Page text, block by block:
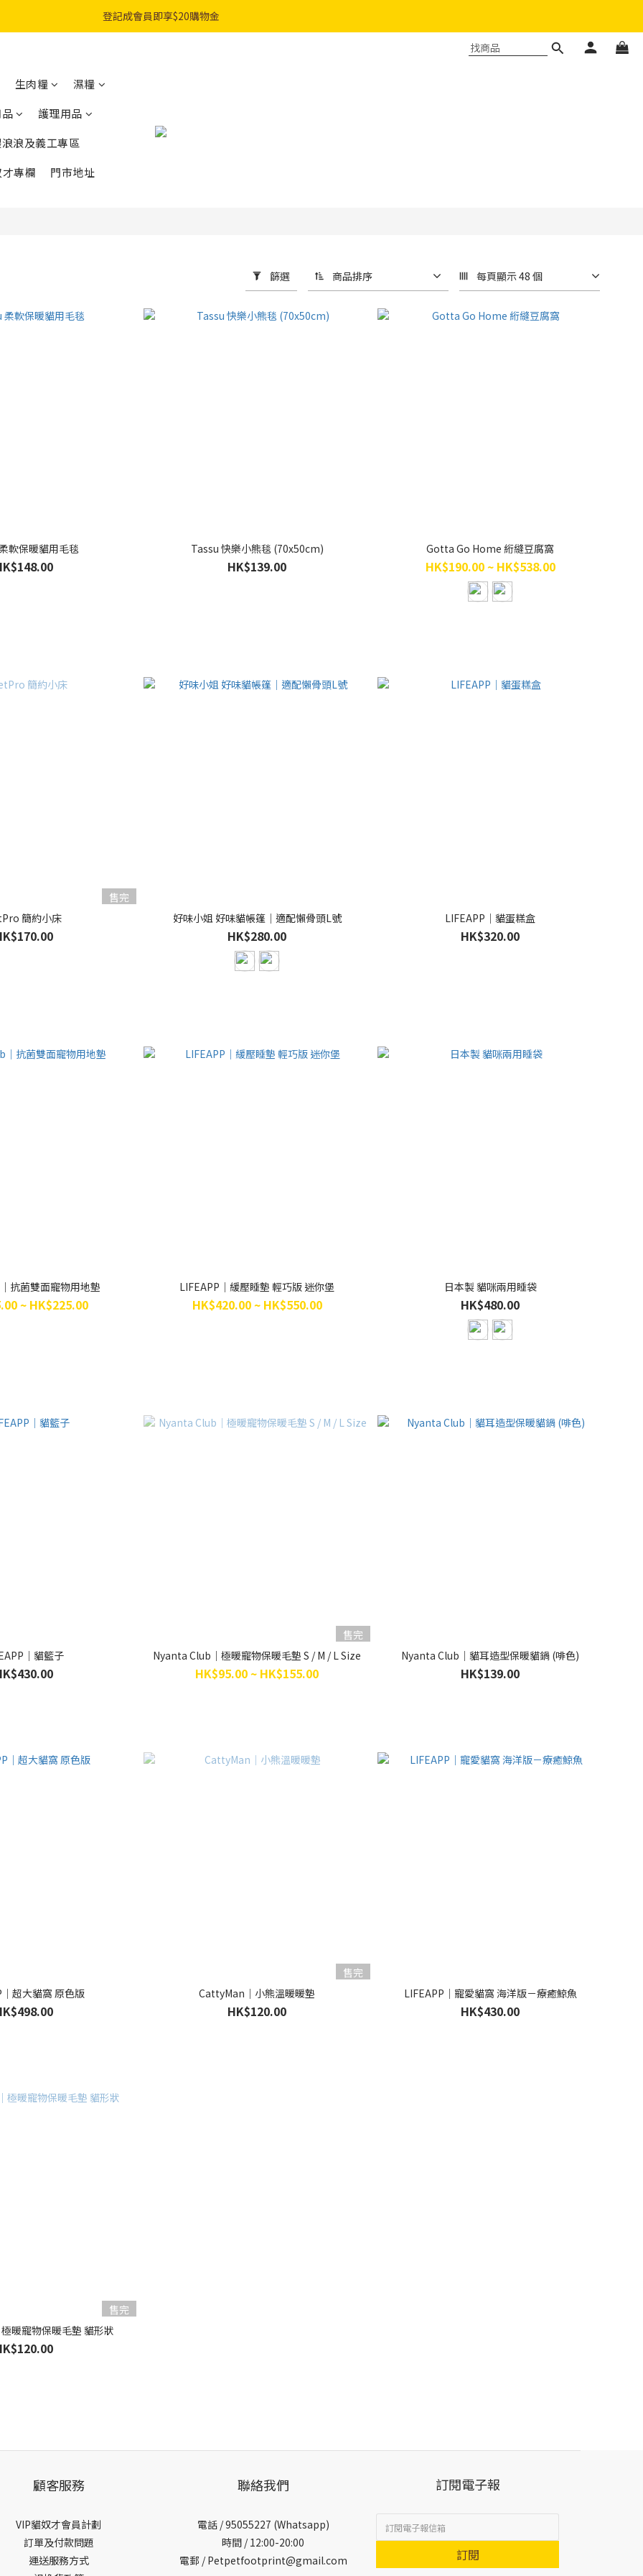
購物滿$300免費順豐智能櫃｜$450免費送貨上門
登記成會員即享$20購物金
生肉糧
濕糧
護理用品
浪及義工專區
專欄
門市地址
篩選 商品排序 每頁顯示 48 個
軟保暖貓用毛毯 Tassu 快樂小熊毯 (70x50cm)
HK$139.00
Gotta Go Home 絎縫豆腐窩
HK$190.00 ~ HK$538.00
售完
簡約小床
好味小姐 好味貓帳篷｜適配懶骨頭L號
HK$280.00
LIFEAPP｜貓蛋糕盒
HK$320.00
抗菌雙面寵物用地墊
~ HK$225.00
LIFEAPP｜緩壓睡墊 輕巧版 迷你堡
HK$420.00 ~ HK$550.00
日本製 貓咪兩用睡袋
HK$480.00
｜貓籃子
售完
Nyanta Club｜極暖寵物保暖毛墊 S / M / L Size
HK$95.00 ~ HK$155.00
Nyanta Club｜貓耳造型保暖貓鍋 (啡色)
HK$139.00
超大貓窩 原色版
售完
CattyMan｜小熊溫暖暖墊
HK$120.00
LIFEAPP｜寵愛貓窩 海洋版－療癒鯨魚
HK$430.00
售完
暖寵物保暖毛墊 貓形狀
顧客服務
VIP貓奴才會員計劃
訂單及付款問題
運送服務方式
聯絡我們
電話 /95055227 (Whatsapp)
時間 / 12:00-20:00
電郵 / Petpetfootprint@gmail.com
訂閱電子報
訂閱